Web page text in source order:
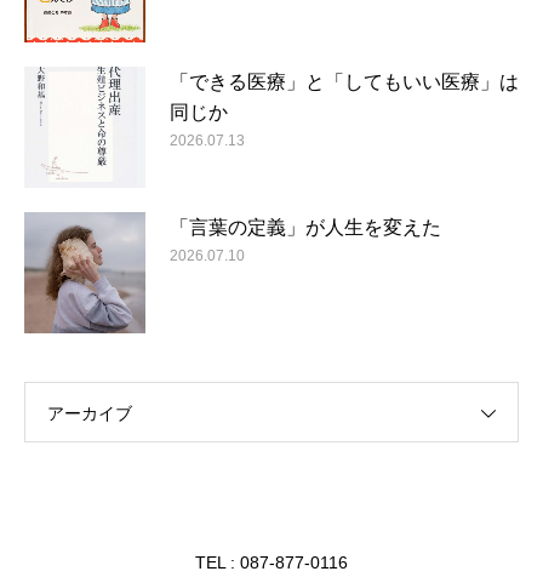
「できる医療」と「してもいい医療」は
同じか
2026.07.13
「言葉の定義」が人生を変えた
2026.07.10
アーカイブ
TEL : 087-877-0116